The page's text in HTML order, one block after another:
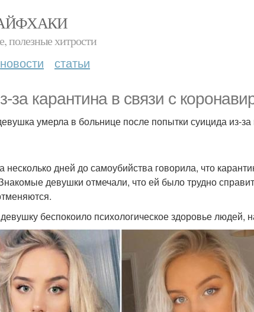
полезные хитрости
новости статьи
за карантина в связи с
умерла в больнице после попытки суицида из-
дней до самоубийства говорила, что
девушки отмечали, что ей было трудно
беспокоило психологическое здоровье людей,